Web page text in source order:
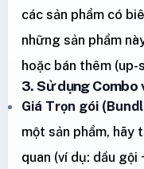
các sản phẩm có
những sản phẩm
hoặc bán thêm
3. Sử dụng Combo
Giá Trọn gói
một sản phẩm, hãy
quan (ví dụ: dầu